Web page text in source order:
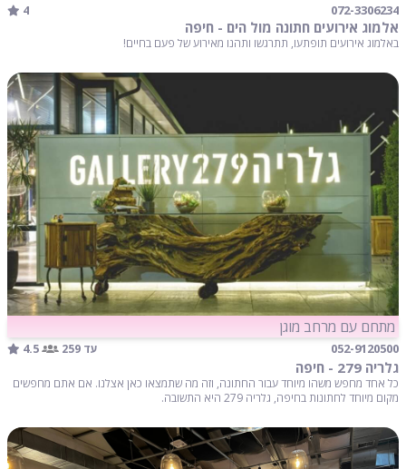
072-3306234
4
אלמוג אירועים חתונה מול הים - חיפה
באלמוג אירועים תופתעו, תתרגשו ותהנו מאירוע של פעם בחיים!
מתחם עם מרחב מוגן
052-9120500 עד 259 4.5
גלריה 279 - חיפה
כל אחד מחפש משהו מיוחד עבור החתונה, וזה מה שתמצאו כאן אצלנו. אם אתם מחפשים
מקום מיוחד לחתונות בחיפה, גלריה 279 היא התשובה.